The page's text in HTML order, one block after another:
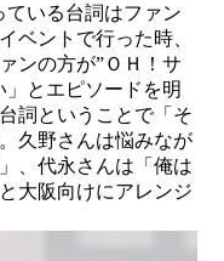
ている台詞はファン
ベントで行った時、
ンの方が”ＯＨ！サ
とエピソードを明
詞ということで「そ
久野さんは悩みなが
、代永さんは「俺は
大阪向けにアレンジ